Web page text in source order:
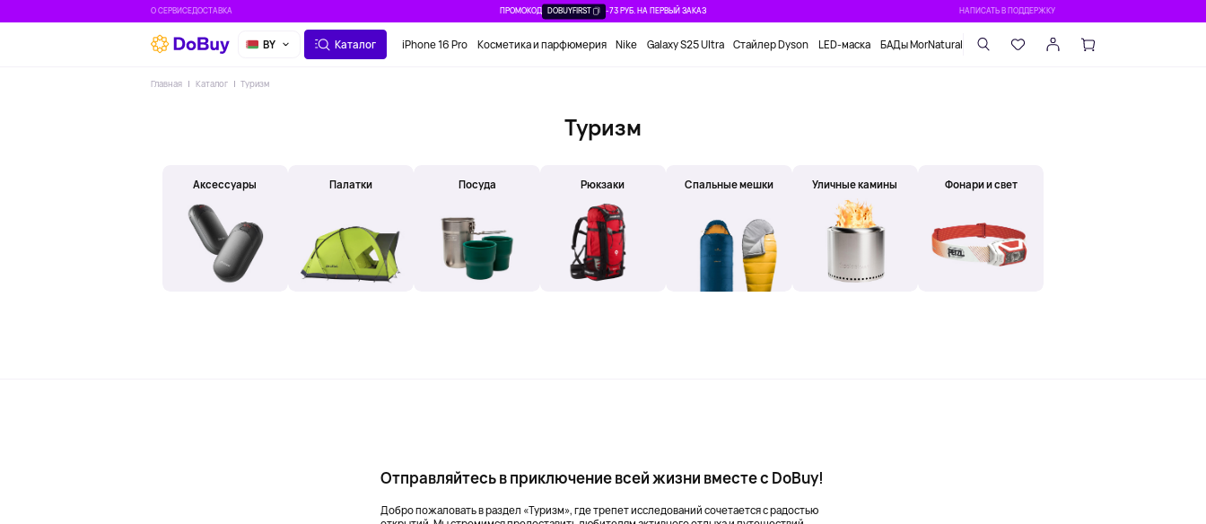
О СЕРВИСЕДОСТАВКА ПРОМОКОД DOBUYFIRST -73 РУБ. НА ПЕРВЫЙ ЗАКАЗ НАПИСАТЬ В ПОДДЕРЖКУ
BY Каталог iPhone 16 Pro Косметика и парфюмерия Nike Galaxy S25 Ultra Стайлер Dyson LED-маска БАДы MorNatural
Главная Каталог Туризм
Туризм
Аксессуары Палатки Посуда Рюкзаки Спальные мешки Уличные камины Фонари и свет
Отправляйтесь в приключение всей жизни вместе с DoBuy!
Добро пожаловать в раздел «Туризм», где трепет исследований сочетается с радостью